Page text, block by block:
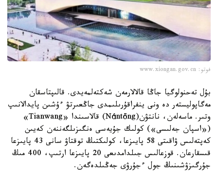
فوتو: www.xiongan.gov.cn
بۇل تەحنولوگيا جاڭا قالالارمەن شەكتەلمەيدى. قالىپتاسقان
مەگاپوليستەر دە ونى ينفراقۇرىلىمدى جاڭعىرتۋ ءۇشىن پايدالانىپ
وتىر. ماسەلەن، نانتۋن(Nántōng) قالاسىندا «Tianwang»
(«اسپان جەلىسى») كولىك جۇيەسى ەنگىزىلگەننەن كەيىن
كەپتەلىس ۋاقىتى 58 پايىزعا، كولىكتىڭ توقتاۋ سانى 43 پايىزعا
قىسقارعان. قوزعالىس جىلدامدىعى 20 پايىزعا ارتىپ، 400 مىڭ
جۇرگىزۋشىنىڭ جول ءجۇرۋى جەڭىلدەگەن.